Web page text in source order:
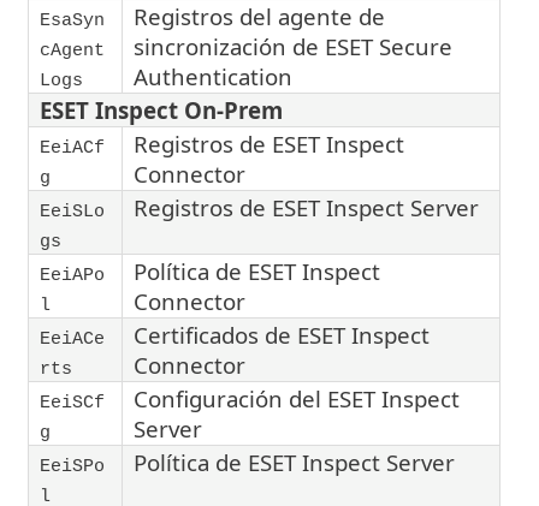
EsaSyn
cAgent
Logs
Registros del agente de
sincronización de ESET Secure
Authentication
ESET Inspect On-Prem
EeiACf
g
Registros de ESET Inspect
Connector
EeiSLo
gs
Registros de ESET Inspect Server
EeiAPo
l
Política de ESET Inspect
Connector
EeiACe
rts
Certificados de ESET Inspect
Connector
EeiSCf
g
Configuración del ESET Inspect
Server
EeiSPo
l
Política de ESET Inspect Server